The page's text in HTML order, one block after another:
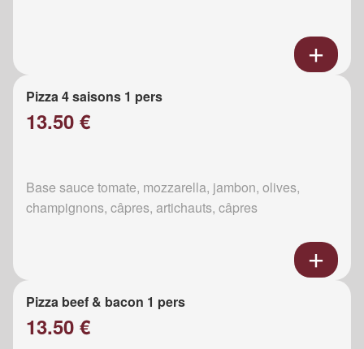
Pizza 4 saisons 1 pers
13.50 €
Base sauce tomate, mozzarella, jambon, olives,
champignons, câpres, artichauts, câpres
Pizza beef & bacon 1 pers
13.50 €